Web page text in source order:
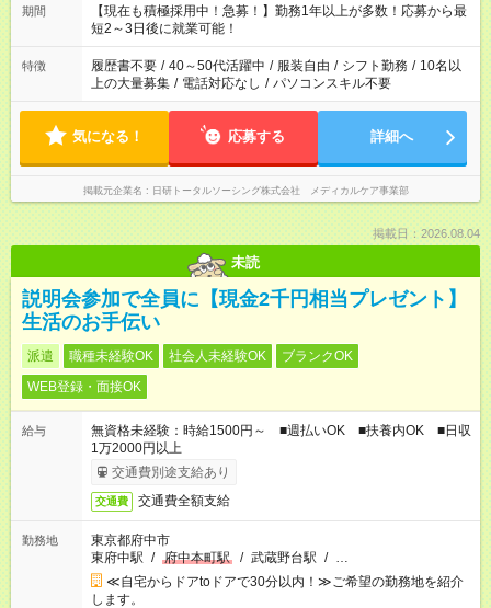
「できれば残業はしたくない」 など、ご希望を教えてください
ね。 ※Wワーク希望の方へ 今ご覧のお仕事で希望する勤務時間
と、もう1つのお仕事の勤務時間。 合計で週40時間を超える場
合は応募できません。
期間
【現在も積極採用中！急募！】勤務1年以上が多数！応募から最
短2～3日後に就業可能！
特徴 履歴書不要 / 40～50代活躍中 / 服装自由 / シフト勤務 / 10名以
上の大量募集 / 電話対応なし / パソコンスキル不要
気になる！ 応募する 詳細へ
掲載元企業名 日研トータルソーシング株式会社 メディカルケア事業部
掲載日：2026.08.04
未読
説明会参加で全員に【現金2千円相当プレゼント】
生活のお手伝い
派遣 職種未経験OK 社会人未経験OK
ブランクOK
WEB登録・面接OK
給与
無資格未経験：時給1500円～ ■週払いOK ■扶養内OK ■日収
1万2000円以上
交通費別途支給あり
交通費 交通費全額支給
勤務地
東京都府中市
東府中駅 / 府中本町駅 / 武蔵野台駅 / …
≪自宅からドアtoドアで30分以内！≫ご希望の勤務地を紹介
します。